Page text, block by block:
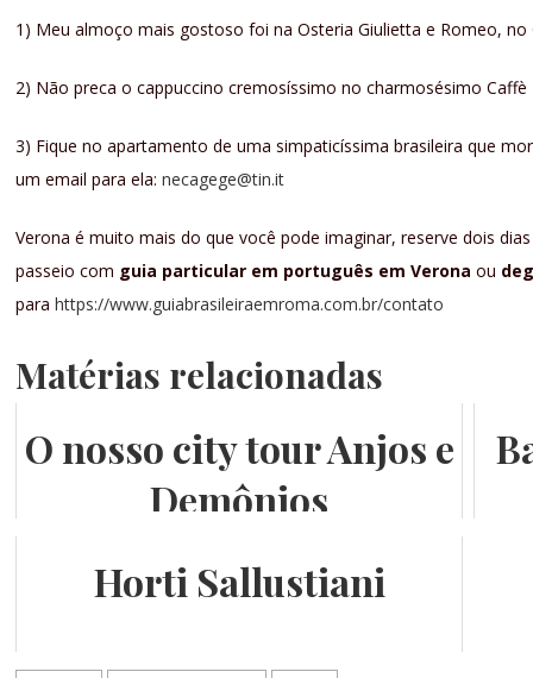
1) Meu almoço mais gostoso foi na Osteria Giulietta e Romeo, no
2) Não preca o cappuccino cremosíssimo no charmosésimo
3) Fique no apartamento de uma simpaticíssima brasileira que
um email para ela:necagege@tin.it
Verona é muito mais do que você pode imaginar, reserve dois
passeio com guia particular em português em Verona ou
parahttps://www.guiabrasileiraemroma.com.br/contato
Matérias relacionadas
O nosso city tour Anjos e
Demônios
Horti Sallustiani